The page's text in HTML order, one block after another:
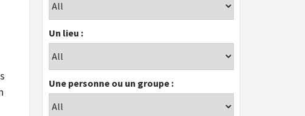
Un lieu :
Une personne ou un groupe :